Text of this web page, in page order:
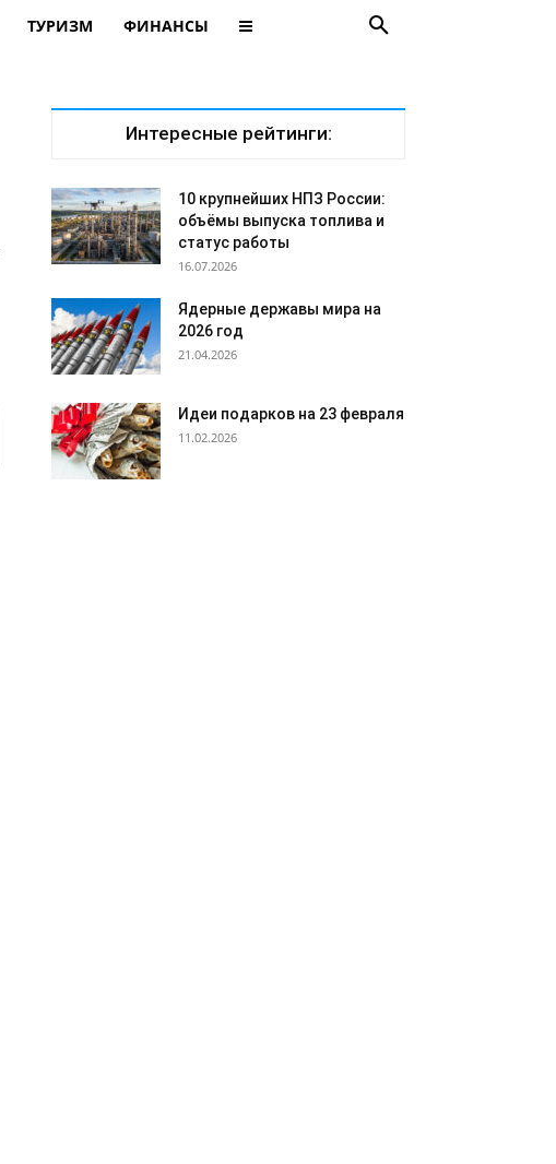
ТУРИЗМ ФИНАНСЫ
Интересные рейтинги:
10 крупнейших НПЗ России:
объёмы выпуска топлива и
статус работы
16.07.2026
Ядерные державы мира на
2026 год
21.04.2026
Идеи подарков на 23 февраля
11.02.2026